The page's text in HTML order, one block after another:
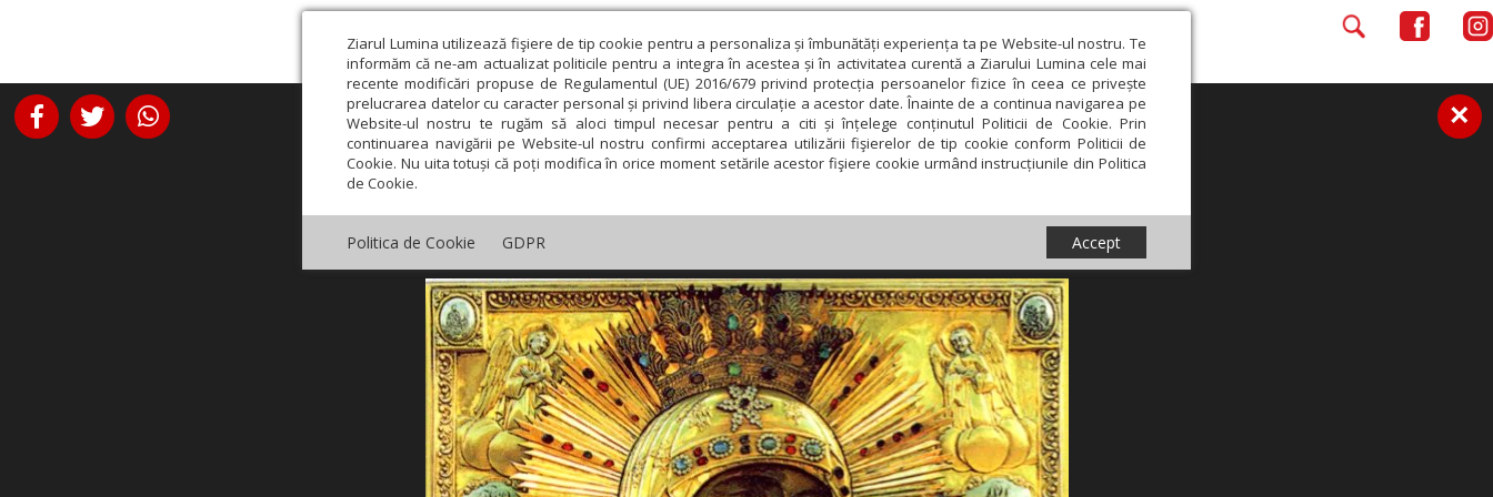
Ziarul Lumina utilizează fişiere de tip cookie pentru a personaliza și îmbunătăți experiența ta pe Website-ul nostru. Te
informăm că ne-am actualizat politicile pentru a integra în acestea și în activitatea curentă a Ziarului Lumina cele mai
recente modificări propuse de Regulamentul (UE) 2016/679 privind protecția persoanelor fizice în ceea ce privește
prelucrarea datelor cu caracter personal și privind libera circulație a acestor date. Înainte de a continua navigarea pe
Website-ul nostru te rugăm să aloci timpul necesar pentru a citi și înțelege conținutul Politicii de Cookie. Prin
continuarea navigării pe Website-ul nostru confirmi acceptarea utilizării fişierelor de tip cookie conform Politicii de
Cookie. Nu uita totuși că poți modifica în orice moment setările acestor fişiere cookie urmând instrucțiunile din Politica
de Cookie.
Politica de Cookie GDPR Accept
×